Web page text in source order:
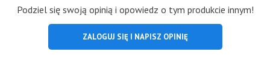
Podziel się swoją opinią i opowiedz o tym produkcie innym!
ZALOGUJ SIĘ I NAPISZ OPINIĘ